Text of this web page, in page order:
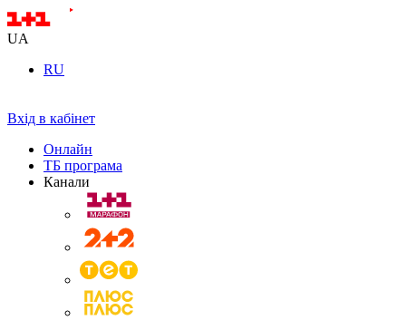
UA
RU
Вхід в кабінет
Онлайн
ТБ програма
Канали